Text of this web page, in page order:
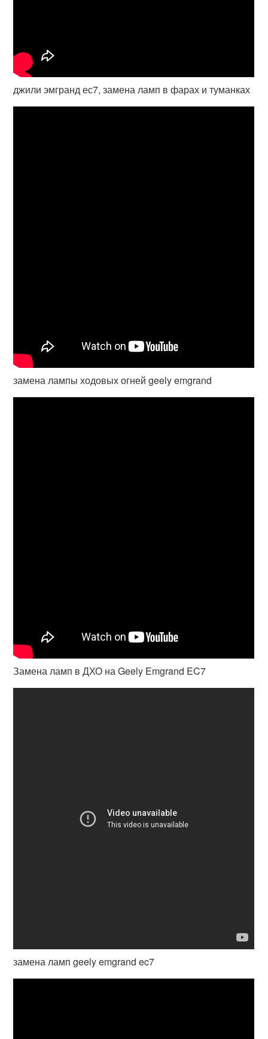
джили эмгранд ес7, замена ламп в фарах и туманках
замена лампы ходовых огней geely emgrand
Замена ламп в ДХО на Geely Emgrand EC7
замена ламп geely emgrand ec7